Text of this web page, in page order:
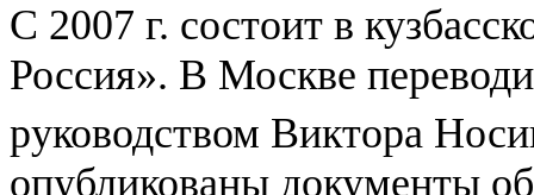
С 2007 г. состоит в
Россия». В Москве
руководством Виктора
опубликованы документы